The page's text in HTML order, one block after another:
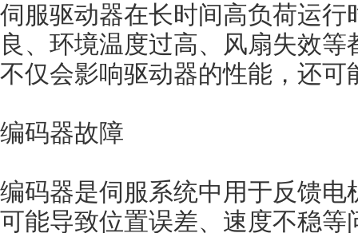
伺服驱动器在长时间高负荷运
良、环境温度过高、风扇失效
不仅会影响驱动器的性能，还
编码器故障
编码器是伺服系统中用于反馈
可能导致位置误差、速度不稳